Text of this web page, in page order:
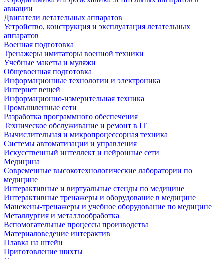
авиации
Двигатели летательных аппаратов
Устройство, конструкция и эксплуатация летательных
аппаратов
Военная подготовка
Тренажеры имитаторы военной техники
Учебные макеты и муляжи
Общевоенная подготовка
Информационные технологии и электроника
Интернет вещей
Информационно-измерительная техника
Промышленные сети
Разработка программного обеспечения
Техническое обслуживание и ремонт в IT
Вычислительная и микропроцессорная техника
Системы автоматизации и управления
Искусственный интеллект и нейронные сети
Медицина
Современные высокотехнологические лаборатории по
медицине
Интерактивные и виртуальные стенды по медицине
Интерактивные тренажеры и оборудование в медицине
Манекены-тренажеры и учебное оборудование по медицине
Металлургия и металлообработка
Вспомогательные процессы производства
Материаловедение интерактив
Плавка на штейн
Приготовление шихты